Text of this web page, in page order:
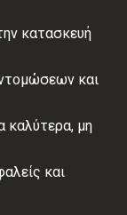
κατασκευή
και
καλύτερα, μη
και